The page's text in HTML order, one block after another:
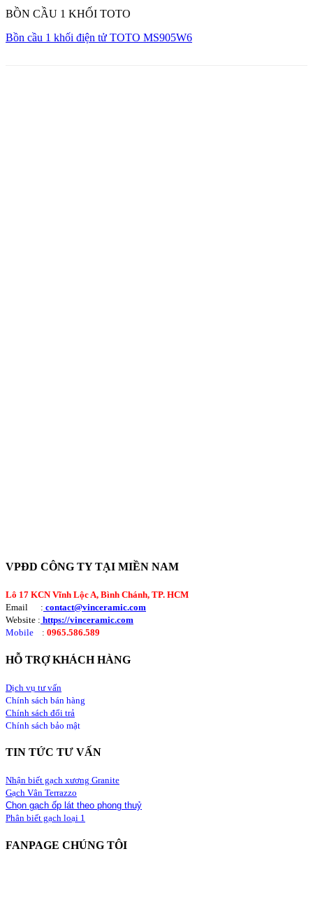
BỒN CẦU 1 KHỐI TOTO
Bồn cầu 1 khối điện tử TOTO MS905W6
VPĐD CÔNG TY TẠI MIỀN NAM
Lô 17 KCN Vĩnh Lộc A, Bình Chánh, TP. HCM
Email : contact@vinceramic.com
Website : https://vinceramic.com
Mobile : 0965.586.589
HỖ TRỢ KHÁCH HÀNG
Dịch vụ tư vấn
Chính sách bán hàng
Chính sách đổi trả
Chính sách bảo mật
TIN TỨC TƯ VẤN
Nhận biết gạch xương Granite
Gạch Vân Terrazzo
Chọn gạch ốp lát theo phong thuỷ
Phân biết gạch loại 1
FANPAGE CHÚNG TÔI